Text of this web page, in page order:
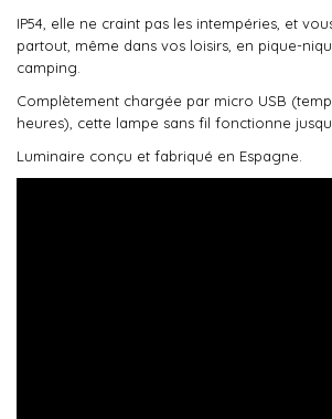
IP54, elle ne craint pas les intempéries, et
partout, même dans vos loisirs, en pique-
camping.
Complètement chargée par micro USB
heures), cette lampe sans fil fonctionne
Luminaire conçu et fabriqué en Espagne.